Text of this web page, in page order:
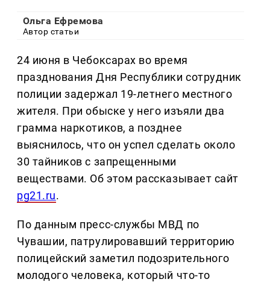
Ольга Ефремова
Автор статьи
24 июня в Чебоксарах во время
празднования Дня Республики сотрудник
полиции задержал 19-летнего местного
жителя. При обыске у него изъяли два
грамма наркотиков, а позднее
выяснилось, что он успел сделать около
30 тайников с запрещенными
веществами. Об этом рассказывает сайт
pg21.ru.
По данным пресс-службы МВД по
Чувашии, патрулировавший территорию
полицейский заметил подозрительного
молодого человека, который что-то